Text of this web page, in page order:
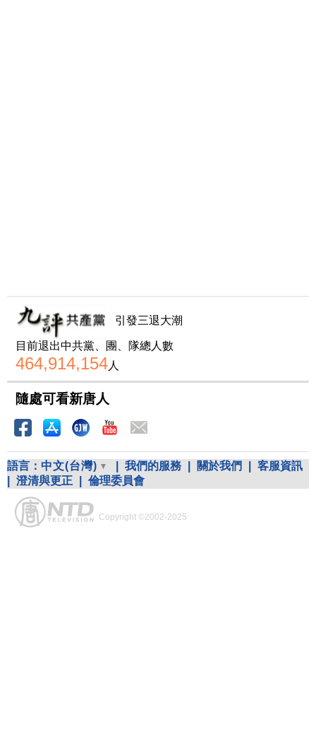
引發三退大潮
目前退出中共黨、團、隊總人數
464,914,154人
隨處可看新唐人
語言： 中文(台灣) 我們的服務 關於我們
客服資訊
澄清與更正 倫理委員會
Copyright ©2002-2025